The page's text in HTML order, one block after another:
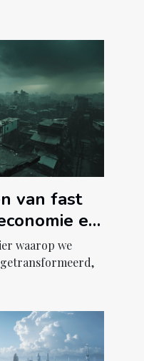
van fast
en
waarop we